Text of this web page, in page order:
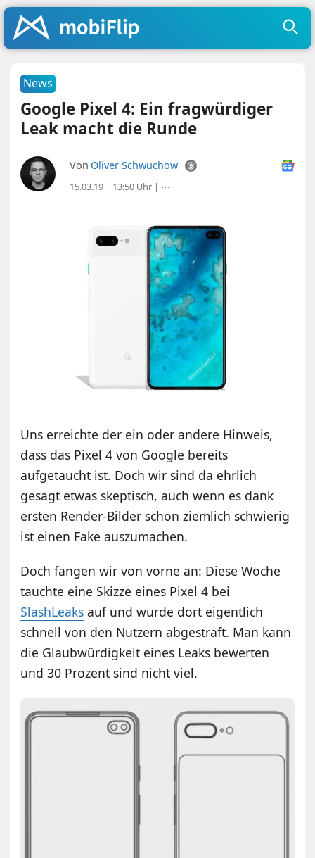
News
Google Pixel 4: Ein fragwürdiger
Leak macht die Runde
Von Oliver Schwuchow
15.03.19 | 13:50 Uhr | ⋯
Uns erreichte der ein oder andere Hinweis,
dass das Pixel 4 von Google bereits
aufgetaucht ist. Doch wir sind da ehrlich
gesagt etwas skeptisch, auch wenn es dank
ersten Render-Bilder schon ziemlich schwierig
ist einen Fake auszumachen.
Doch fangen wir von vorne an: Diese Woche
tauchte eine Skizze eines Pixel 4 bei
SlashLeaks auf und wurde dort eigentlich
schnell von den Nutzern abgestraft. Man kann
die Glaubwürdigkeit eines Leaks bewerten
und 30 Prozent sind nicht viel.